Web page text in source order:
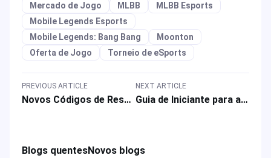
Mercado de Jogo
MLBB
MLBB Esports
Mobile Legends Esports
Mobile Legends: Bang Bang
Moonton
Oferta de Jogo
Torneio de eSports
PREVIOUS ARTICLE
Novos Códigos de Resgate de Delta Force para Março de 2026 e Como Usar
NEXT ARTICLE
Guia de Iniciante para a Estratégia de Fantasia de Wartune Ultra em 2026
Blogs quentesNovos blogs